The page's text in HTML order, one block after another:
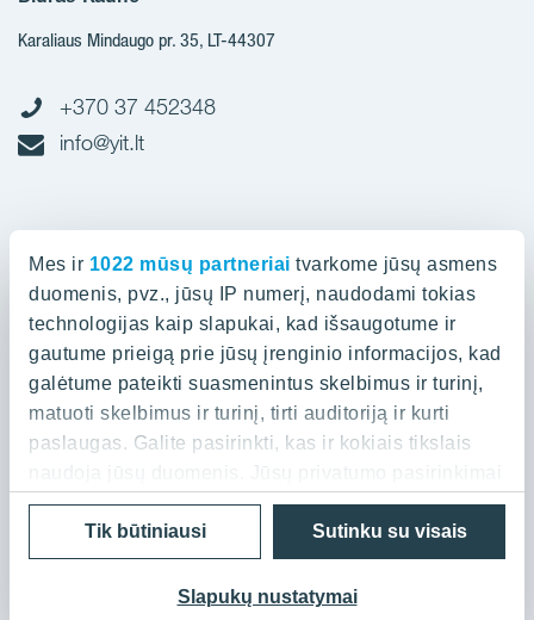
Mes ir 1022 mūsų partneriai tvarkome jūsų asmens
duomenis, pvz., jūsų IP numerį, naudodami tokias
technologijas kaip slapukai, kad išsaugotume ir
gautume prieigą prie jūsų įrenginio informacijos, kad
galėtume pateikti suasmenintus skelbimus ir turinį,
matuoti skelbimus ir turinį, tirti auditoriją ir kurti
paslaugas. Galite pasirinkti, kas ir kokiais tikslais
naudoja jūsų duomenis. Jūsų privatumo pasirinkimai
galioja tik šioje skaitmeninėje nuosavybėje, kurioje
pasirinkote. Savo sutikimą galite bet kada pakeisti
arba atšaukti spustelėję nuorodą į poraštę arba
piktogramą „Privatumo trigeris“.
Sutinku su visais
Slapukų nustatymai
Tik būtiniausi
Karaliaus Mindaugo pr. 35, LT-44307
+370 37 452348
info@yit.lt
Spaudos g. 7, LT-05132
+370 52 388836
info@yit.lt
Privatumo politika
Cookies